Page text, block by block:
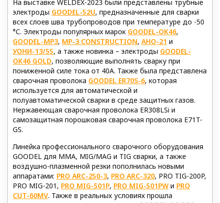
На выставке WELDEX-2023 были представлены трубные
электроды GOODEL-52U, предназначенные для сварки
всех слоев шва трубопроводов при температуре до -50
°С. Электроды популярных марок GOODEL-OK46,
GOODEL-MP3, МР-3 CONSTRUCTION, АНО-21 и
УОНИ-13/55, а также новинка – электроды GOODEL-
OK46 GOLD, позволяющие выполнять сварку при
пониженной силе тока от 40А. Также была представлена
сварочная проволока GOODEL ER70S-6, которая
используется для автоматической и
полуавтоматической сварки в среде защитных газов.
Нержавеющая сварочная проволока ER308LSi и
самозащитная порошковая сварочная проволока E71T-
GS.
Линейка профессионального сварочного оборудования
GOODEL для MMA, MIG/MAG и TIG сварки, а также
воздушно-плазменной резки пополнилась новыми
аппаратами: PRO ARC-250-3, PRO ARC-320, PRO TIG-200P,
PRO MIG-201, PRO MIG-501P, PRO MIG-501PWи PRO
CUT-60MV. Также в реальных условиях прошла